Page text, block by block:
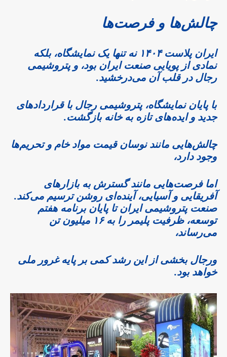
چالش‌ها و فرصت‌ها
ایران پلاست ۱۴۰۴ نه تنها یک نمایشگاه، بلکه
نمادی از پویایی صنعت ایران بود، و پتروشیمی
رجال در قلب آن می‌درخشید.
با پایان نمایشگاه، پتروشیمی رجال با قراردادهای
جدید و ایده‌های تازه به خانه بازگشت.
چالش‌هایی مانند نوسان قیمت مواد خام و تحریم‌ها
وجود دارد،
اما فرصت‌هایی مانند گسترش به بازارهای
آفریقایی و آسیایی، آینده‌ای روشن ترسیم می‌کند.
صنعت پتروشیمی ایران تا پایان برنامه هفتم
توسعه، ظرفیت پلیمر را به ۱۶ میلیون تن
می‌رساند،
ورجال بخشی از این رشد کمی بر پایه غرور ملی
خواهد بود.